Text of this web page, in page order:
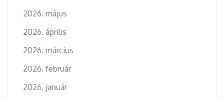
2026. május
2026. április
2026. március
2026. február
2026. január